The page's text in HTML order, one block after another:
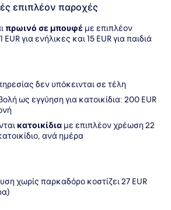
επιπλέον παροχές
πρωινό σε μπουφέ με επιπλέον
για ενήλικες και 15 EUR για παιδιά
δεν υπόκεινται σε τέλη
ως εγγύηση για κατοικίδια: 200 EUR
κατοικίδια με επιπλέον χρέωση 22
ανά ημέρα
χωρίς παρκαδόρο κοστίζει 27 EUR